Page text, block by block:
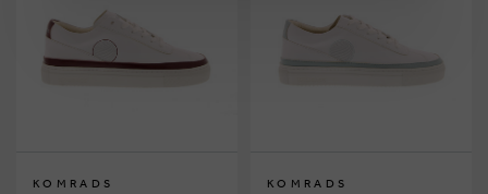
KOMRADS KOMRADS